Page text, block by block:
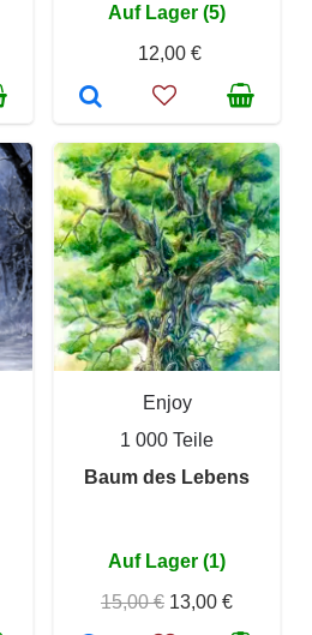
Auf Lager (5)
12,00 €
Enjoy
1 000 Teile
Baum des Lebens
Auf Lager (1)
15,00 € 13,00 €